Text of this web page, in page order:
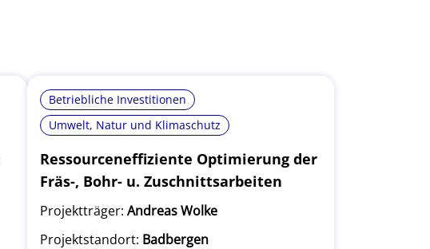
Betriebliche Investitionen
Umwelt, Natur und Klimaschutz
Ressourceneffiziente Optimierung der
Fräs-, Bohr- u. Zuschnittsarbeiten
Projektträger: Andreas Wolke
Projektstandort: Badbergen